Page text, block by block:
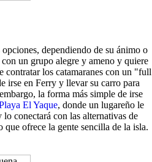
dependiendo de su ánimo o
un grupo alegre y ameno y quiere
contratar los catamaranes con un "full
irse en Ferry y llevar su carro para
la forma más simple de irse
El Yaque, donde un lugareño le
conectará con las alternativas de
ofrece la gente sencilla de la isla.